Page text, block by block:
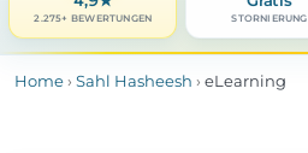
2.275+ BEWERTUNGEN STORNIERUNG
Home › Sahl Hasheesh › eLearning